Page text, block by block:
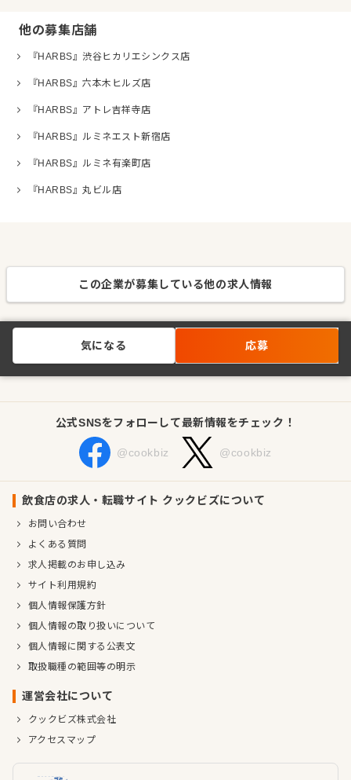
他の募集店舗
『HARBS』渋谷ヒカリエシンクス店
『HARBS』六本木ヒルズ店
『HARBS』アトレ吉祥寺店
『HARBS』ルミネエスト新宿店
『HARBS』ルミネ有楽町店
『HARBS』丸ビル店
この企業が募集している他の求人情報
気になる 応募
公式SNSをフォローして最新情報をチェック！
@cookbiz @cookbiz
飲食店の求人・転職サイト クックビズについて
お問い合わせ
よくある質問
求人掲載のお申し込み
サイト利用規約
個人情報保護方針
個人情報の取り扱いについて
個人情報に関する公表文
取扱職種の範囲等の明示
運営会社について
クックビズ株式会社
アクセスマップ